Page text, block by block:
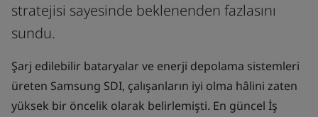
stratejisi sayesinde beklenenden fazlasını
sundu.
Şarj edilebilir bataryalar ve enerji depolama sistemleri
üreten Samsung SDI, çalışanların iyi olma hâlini zaten
yüksek bir öncelik olarak belirlemişti. En güncel İş